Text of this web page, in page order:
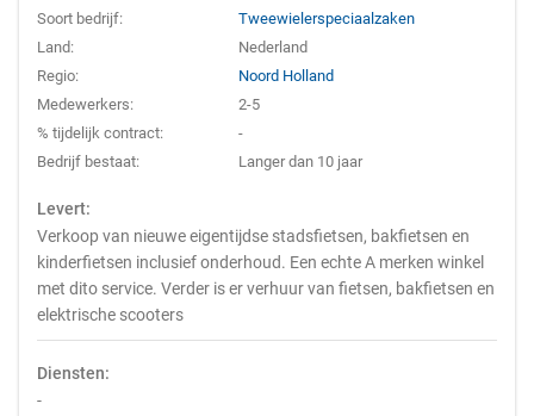
Soort bedrijf:
Tweewielerspeciaalzaken
Land:
Nederland
Regio:
Noord Holland
Medewerkers:
2-5
% tijdelijk contract:
-
Bedrijf bestaat:
Langer dan 10 jaar
Levert:
Verkoop van nieuwe eigentijdse stadsfietsen, bakfietsen en
kinderfietsen inclusief onderhoud. Een echte A merken winkel
met dito service. Verder is er verhuur van fietsen, bakfietsen en
elektrische scooters
Diensten:
-